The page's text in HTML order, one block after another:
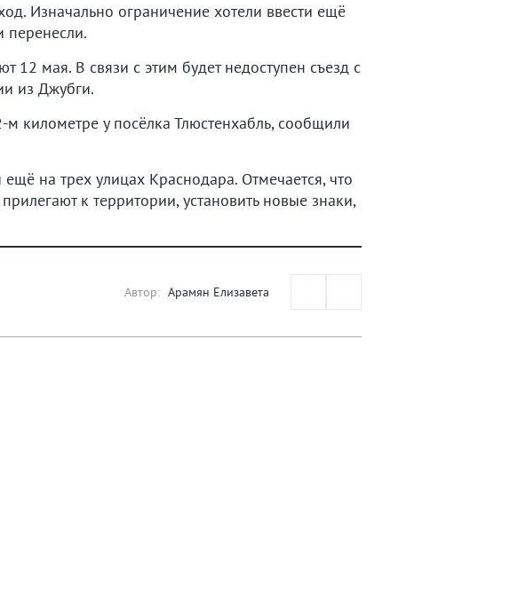
Изначально ограничение хотели ввести ещё
перенесли.
12 мая. В связи с этим будет недоступен съезд с
из Джубги.
километре у посёлка Тлюстенхабль, сообщили
на трех улицах Краснодара. Отмечается, что
к территории, установить новые знаки,
Автор: Арамян Елизавета